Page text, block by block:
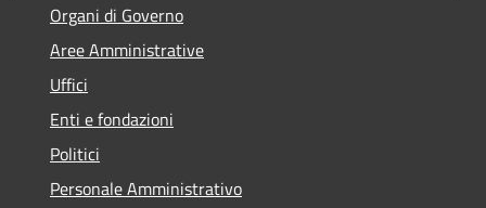
Organi di Governo
Aree Amministrative
Uffici
Enti e fondazioni
Politici
Personale Amministrativo